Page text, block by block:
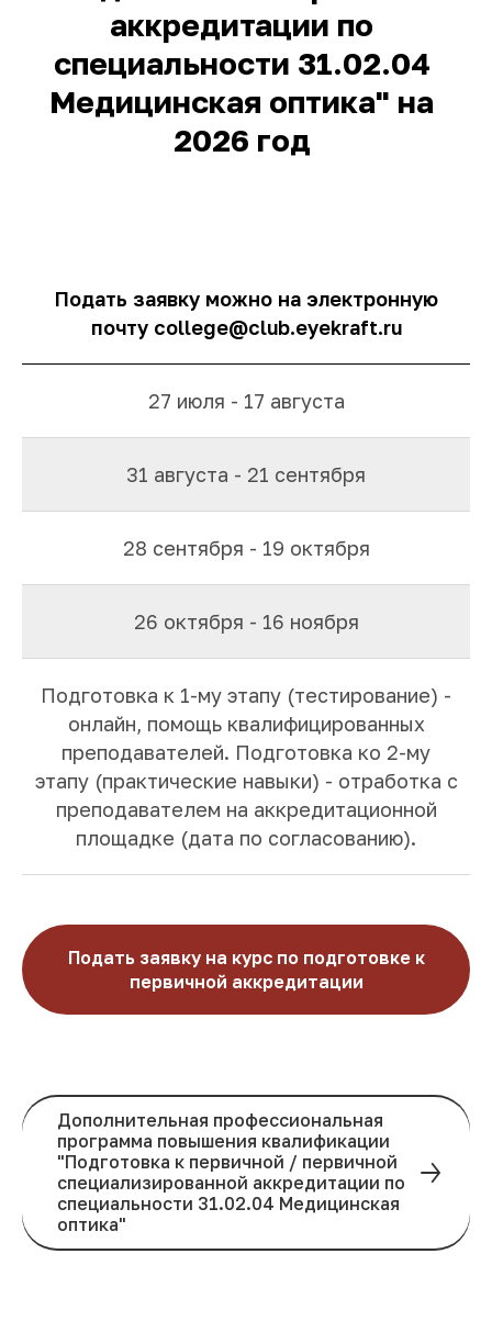
Подать заявку можно на электронную
почту college@club.eyekraft.ru
27 июля - 17 августа
31 августа - 21 сентября
28 сентября - 19 октября
26 октября - 16 ноября
Подготовка к 1-му этапу (тестирование) -
онлайн, помощь квалифицированных
преподавателей. Подготовка ко 2-му
этапу (практические навыки) - отработка с
преподавателем на аккредитационной
площадке (дата по согласованию).
Подать заявку на курс по подготовке к
первичной аккредитации
Дополнительная профессиональная
программа повышения квалификации
"Подготовка к первичной / первичной
специализированной аккредитации по
специальности 31.02.04 Медицинская
оптика"